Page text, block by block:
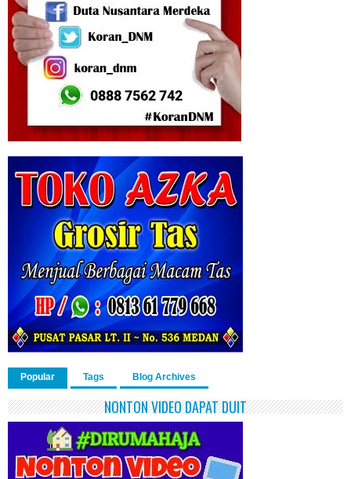
Popular Tags Blog Archives
NONTON VIDEO DAPAT DUIT